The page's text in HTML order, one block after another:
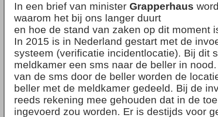
In een brief van minister Grapperhaus
waarom het bij ons langer duurt
en hoe de stand van zaken op dit moment
In 2015 is in Nederland gestart met de
systeem (verificatie incidentlocatie). Bij dit
meldkamer een sms naar de beller in
van de sms door de beller worden de
beller met de meldkamer gedeeld. Bij de
reeds rekening mee gehouden dat in de
ingevoerd zou worden. Er is destijds voor